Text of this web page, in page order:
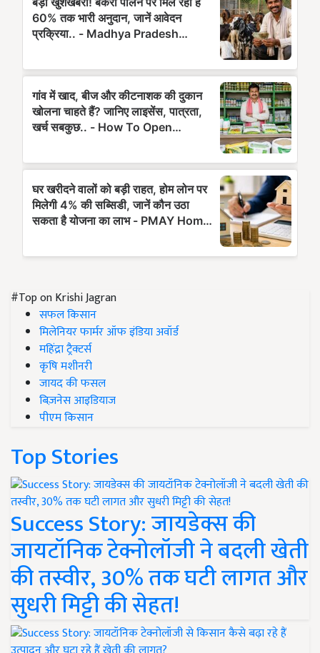
#Top on Krishi Jagran
सफल किसान
मिलेनियर फार्मर ऑफ इंडिया अवॉर्ड
महिंद्रा ट्रैक्टर्स
कृषि मशीनरी
जायद की फसल
बिज़नेस आइडियाज
पीएम किसान
Top Stories
Success Story: जायडेक्स की
जायटॉनिक टेक्नोलॉजी ने बदली खेती
की तस्वीर, 30% तक घटी लागत और
सुधरी मिट्टी की सेहत!